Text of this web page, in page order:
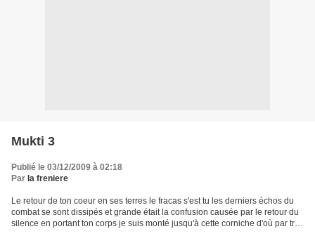
Mukti 3
Publié le 03/12/2009 à 02:18
Par la freniere
Le retour de ton coeur en ses terres le fracas s'est tu les derniers échos du
combat se sont dissipés et grande était la confusion causée par le retour du
silence en portant ton corps je suis monté jusqu'à cette corniche d'où par très